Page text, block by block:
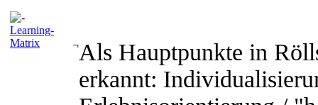
Learning-
Matrix
¬Als Hauptpunkte in
erkannt: